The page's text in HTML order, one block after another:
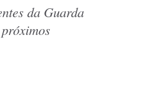
da Guarda